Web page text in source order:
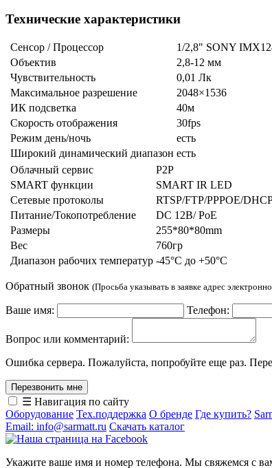
Технические характеристики
Сенсор / Процессор
1/2,8" SONY
Объектив
2,8-12 мм
Чувствительность
0,01 Лк
Максимальное разрешение
2048×1536
ИК подсветка
40м
Скорость отображения
30fps
Режим день/ночь
есть
Широкий динамический диапазон есть
Облачный сервис
P2P
SMART функции
SMART IR LED
Сетевые протоколы
RTSP/FTP/PPPOE/
Питание/Токопотребление
DC 12В/ PoE
Размеры
255*80*80mm
Вес
760гр
Диапазон рабочих температур -45°C до +50°C
Обратный звонок (Просьба указывать в заявке адрес
Ваше имя: Телефон:
Вопрос или комментарий:
Ошибка сервера. Пожалуйста, попробуйте еще раз.
☰ Навигация по сайту
Оборудование Тех.поддержка О бренде Где купить?
Email: info@sarmatt.ru Скачать каталог
Укажите ваше имя и номер телефона. Мы свяжемся с